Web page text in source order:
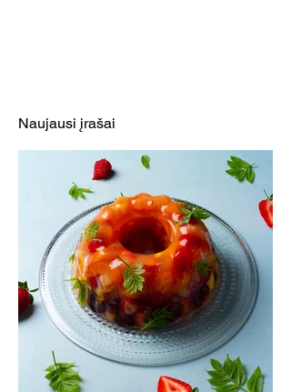
Naujausi įrašai